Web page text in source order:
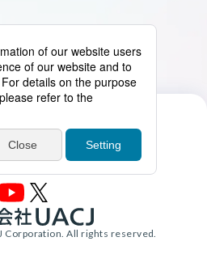
てクッキーポリシー
いて
シー電子公告
Corporation. All rights reserved.